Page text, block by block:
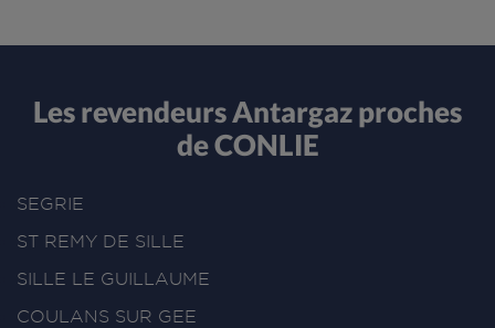
Les revendeurs Antargaz proches
de CONLIE
SEGRIE
ST REMY DE SILLE
SILLE LE GUILLAUME
COULANS SUR GEE